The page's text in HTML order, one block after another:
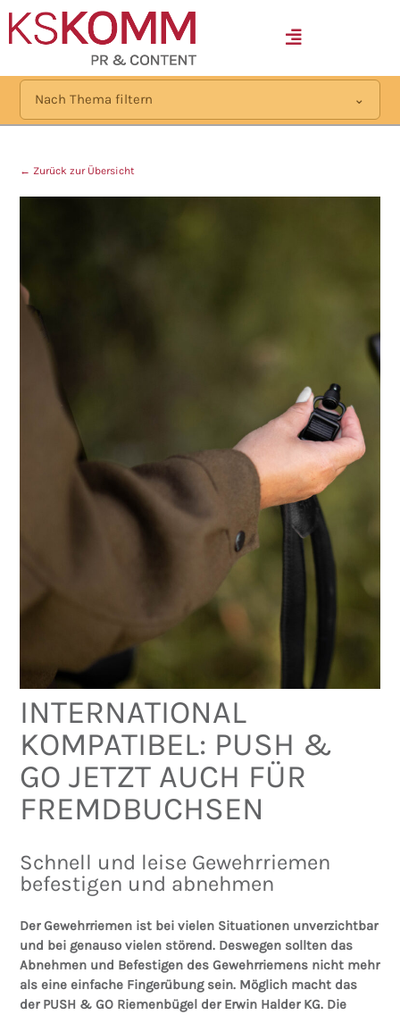
MENÜ
Nach Thema filtern
← Zurück zur Übersicht
INTERNATIONAL
KOMPATIBEL: PUSH &
GO JETZT AUCH FÜR
FREMDBUCHSEN
Schnell und leise Gewehrriemen
befestigen und abnehmen
Der Gewehrriemen ist bei vielen Situationen unverzichtbar
und bei genauso vielen störend. Deswegen sollten das
Abnehmen und Befestigen des Gewehrriemens nicht mehr
als eine einfache Fingerübung sein. Möglich macht das
der PUSH & GO Riemenbügel der Erwin Halder KG. Die